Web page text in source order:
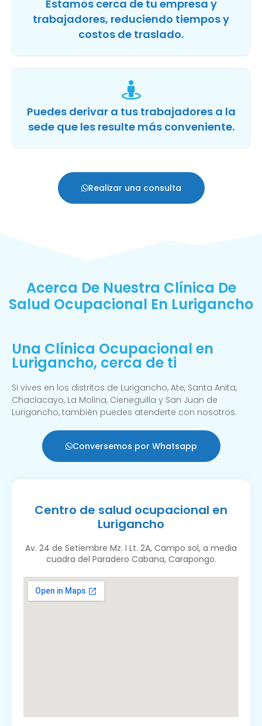
Estamos cerca de tu empresa y
trabajadores, reduciendo tiempos y
costos de traslado.
Puedes derivar a tus trabajadores a la
sede que les resulte más conveniente.
Realizar una consulta
Acerca De Nuestra Clínica De
Salud Ocupacional En Lurigancho
Una Clínica Ocupacional en
Lurigancho, cerca de ti
Si vives en los distritos de Lurigancho, Ate, Santa Anita,
Chaclacayo, La Molina, Cieneguilla y San Juan de
Lurigancho, también puedes atenderte con nosotros.
Conversemos por Whatsapp
Centro de salud ocupacional en
Lurigancho
Av. 24 de Setiembre Mz. I Lt. 2A, Campo sol, a media
cuadra del Paradero Cabana, Carapongo.